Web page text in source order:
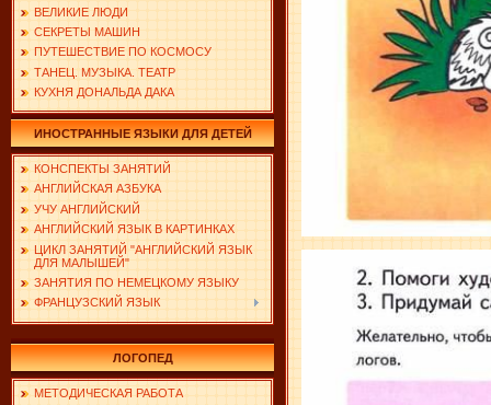
ВЕЛИКИЕ ЛЮДИ
СЕКРЕТЫ МАШИН
ПУТЕШЕСТВИЕ ПО КОСМОСУ
ТАНЕЦ. МУЗЫКА. ТЕАТР
КУХНЯ ДОНАЛЬДА ДАКА
ИНОСТРАННЫЕ ЯЗЫКИ ДЛЯ ДЕТЕЙ
КОНСПЕКТЫ ЗАНЯТИЙ
АНГЛИЙСКАЯ АЗБУКА
УЧУ АНГЛИЙСКИЙ
АНГЛИЙСКИЙ ЯЗЫК В КАРТИНКАХ
ЦИКЛ ЗАНЯТИЙ "АНГЛИЙСКИЙ ЯЗЫК
ДЛЯ МАЛЫШЕЙ"
ЗАНЯТИЯ ПО НЕМЕЦКОМУ ЯЗЫКУ
ФРАНЦУЗСКИЙ ЯЗЫК
ЛОГОПЕД
МЕТОДИЧЕСКАЯ РАБОТА